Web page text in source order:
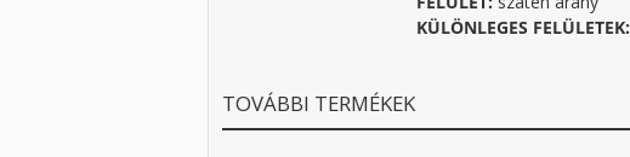
KÜLÖNLEGES FELÜLETEK:
TOVÁBBI TERMÉKEK